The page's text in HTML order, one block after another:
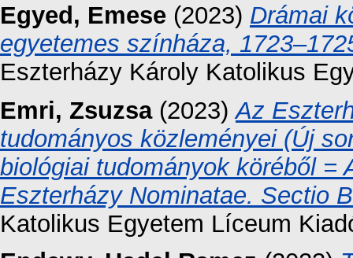
Egyed, Emese (2023) Drámai
egyetemes színháza,
Eszterházy Károly Katolikus
Emri, Zsuzsa(2023)Az
tudományos közleményei (Új
biológiai tudományok köréből =
Eszterházy Nominatae. Sectio
Katolikus Egyetem Líceum